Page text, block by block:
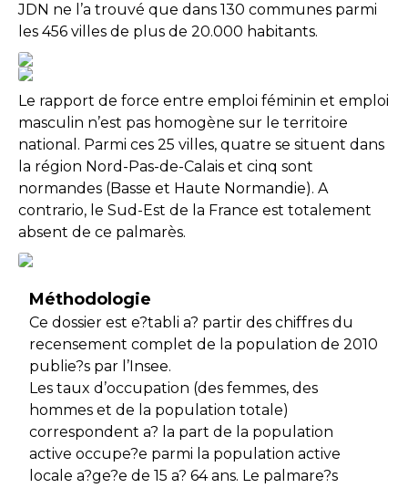
JDN ne l’a trouvé que dans 130 communes parmi
les 456 villes de plus de 20.000 habitants.
Le rapport de force entre emploi féminin et emploi
masculin n’est pas homogène sur le territoire
national. Parmi ces 25 villes, quatre se situent dans
la région Nord-Pas-de-Calais et cinq sont
normandes (Basse et Haute Normandie). A
contrario, le Sud-Est de la France est totalement
absent de ce palmarès.
Méthodologie
Ce dossier est e?tabli a? partir des chiffres du
recensement complet de la population de 2010
publie?s par l’Insee.
Les taux d’occupation (des femmes, des
hommes et de la population totale)
correspondent a? la part de la population
active occupe?e parmi la population active
locale a?ge?e de 15 a? 64 ans. Le palmare?s